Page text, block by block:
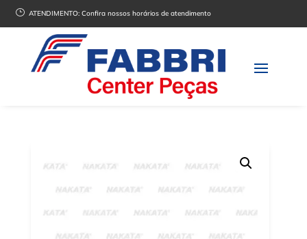
} ATENDIMENTO:Confira nossos horários de atendimento